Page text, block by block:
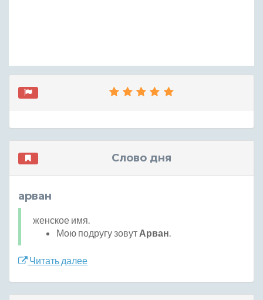
Слово дня
арван
женское имя.
Мою подругу зовут Арван.
Читать далее